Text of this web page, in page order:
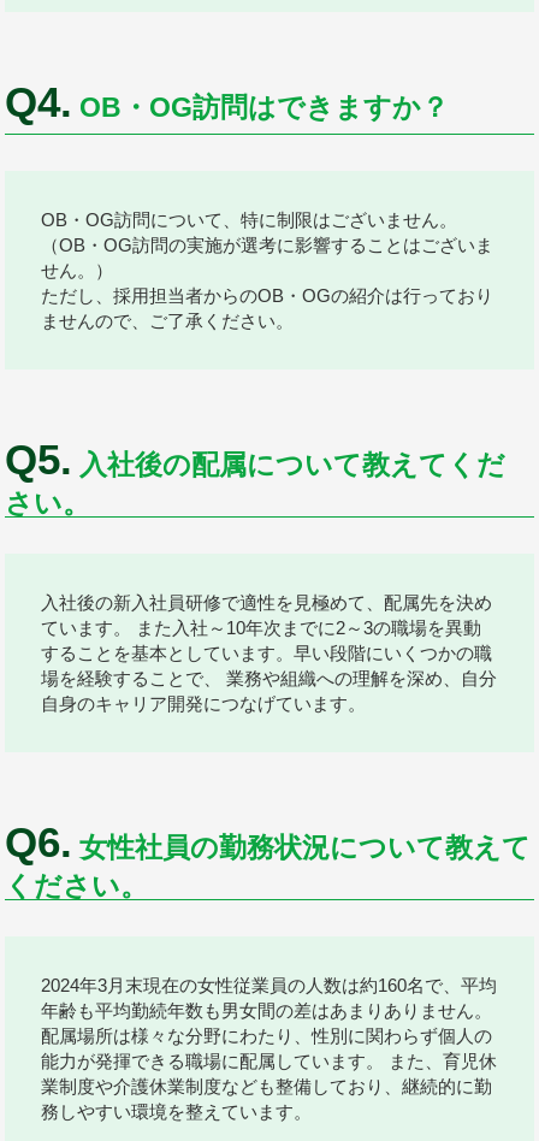
Q4. OB・OG訪問はできますか？
OB・OG訪問について、特に制限はございません。
（OB・OG訪問の実施が選考に影響することはございま
せん。）
ただし、採用担当者からのOB・OGの紹介は行っており
ませんので、ご了承ください。
Q5. 入社後の配属について教えてくだ
さい。
入社後の新入社員研修で適性を見極めて、配属先を決め
ています。 また入社～10年次までに2～3の職場を異動
することを基本としています。早い段階にいくつかの職
場を経験することで、 業務や組織への理解を深め、自分
自身のキャリア開発につなげています。
Q6. 女性社員の勤務状況について教えて
ください。
2024年3月末現在の女性従業員の人数は約160名で、平均
年齢も平均勤続年数も男女間の差はあまりありません。
配属場所は様々な分野にわたり、性別に関わらず個人の
能力が発揮できる職場に配属しています。 また、育児休
業制度や介護休業制度なども整備しており、継続的に勤
務しやすい環境を整えています。